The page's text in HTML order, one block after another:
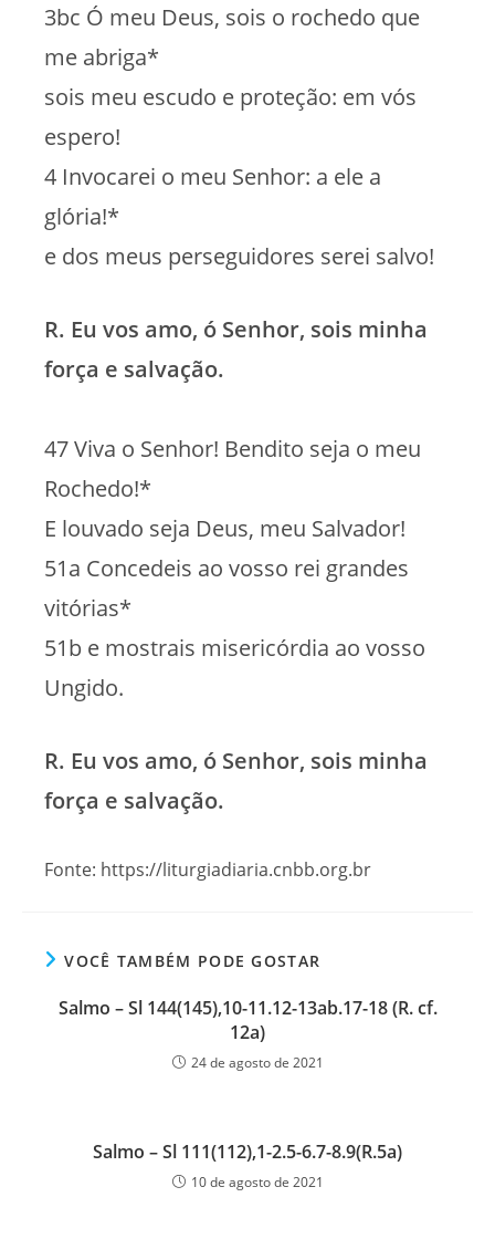
3bc Ó meu Deus, sois o rochedo que
me abriga*
sois meu escudo e proteção: em vós
espero!
4 Invocarei o meu Senhor: a ele a
glória!*
e dos meus perseguidores serei salvo!
R. Eu vos amo, ó Senhor, sois minha
força e salvação.
47 Viva o Senhor! Bendito seja o meu
Rochedo!*
E louvado seja Deus, meu Salvador!
51a Concedeis ao vosso rei grandes
vitórias*
51b e mostrais misericórdia ao vosso
Ungido.
R. Eu vos amo, ó Senhor, sois minha
força e salvação.
Fonte: https://liturgiadiaria.cnbb.org.br
VOCÊ TAMBÉM PODE GOSTAR
Salmo – Sl 144(145),10-11.12-13ab.17-18 (R. cf.
12a)
24 de agosto de 2021
Salmo – Sl 111(112),1-2.5-6.7-8.9(R.5a)
10 de agosto de 2021